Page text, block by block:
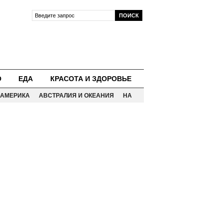
ЕДА КРАСОТА И ЗДОРОВЬЕ
АВСТРАЛИЯ И ОКЕАНИЯ НА